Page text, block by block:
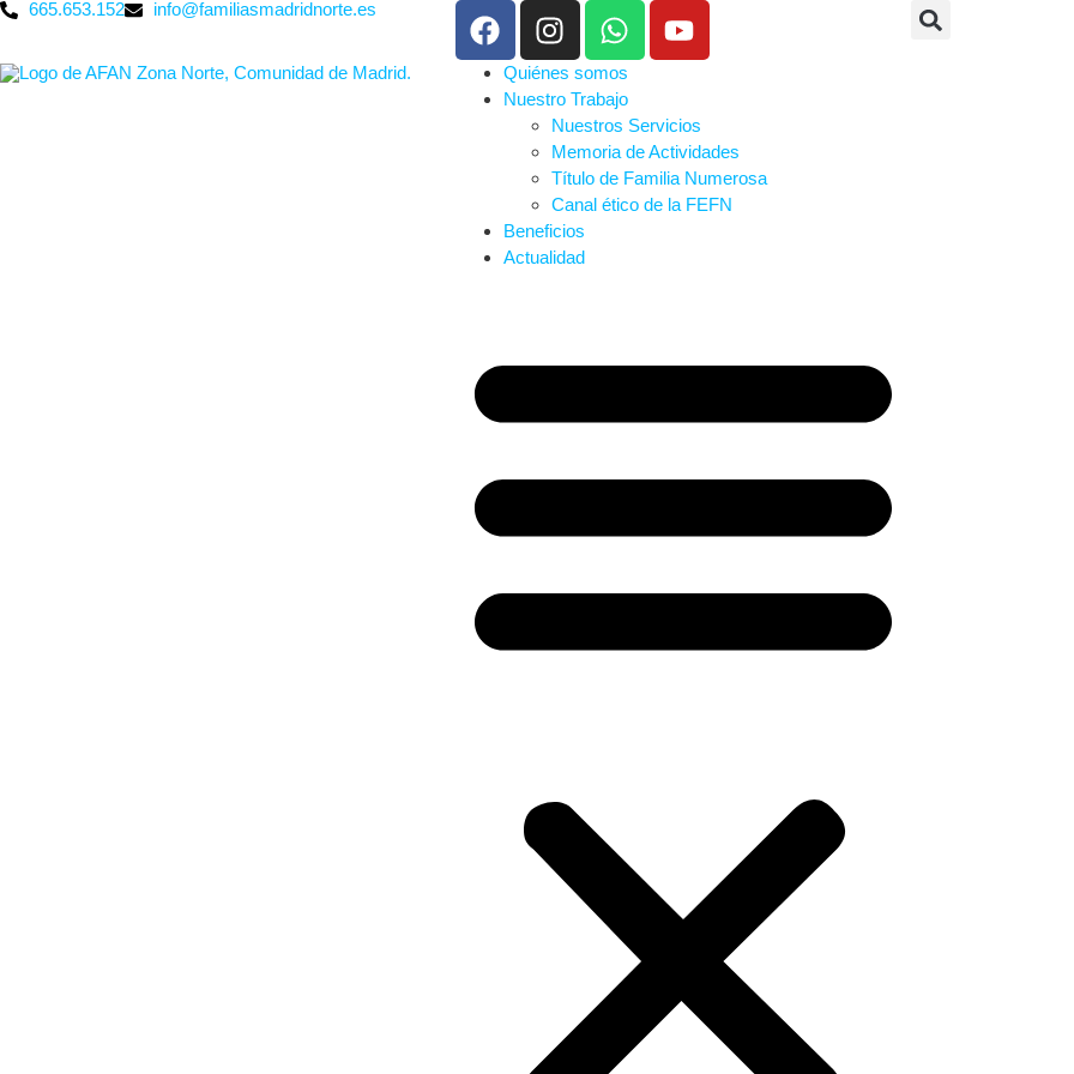
665.653.152 info@familiasmadridnorte.es
Quiénes somos
Nuestro Trabajo
Nuestros Servicios
Memoria de Actividades
Título de Familia Numerosa
Canal ético de la FEFN
Beneficios
Actualidad